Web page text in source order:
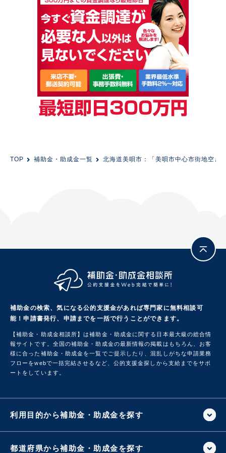
TOP 補助金・助成金一覧 北海道美唄市：「美唄市中心市街地空き
補助金の検索、気になる公的支援金があれば専門家に無料相談可
能！申請書発行、申請までを一括で行うことができます。
【補助金・助成金相談所】は補助金・助成金に関する日本最大級の総合情
報サイトです。 全国の補助金・助成金の最新情報の掲載はもちろん、お客
様に合った補助金・助成金を一覧でご提示したり、混乱しがちな申請業務
フローをwebで一括完結させるなど、公的支援金探しから支給までをサポ
ートをしています。
利用目的から補助金・助成金を探す
都道府県から補助金・助成金を探す